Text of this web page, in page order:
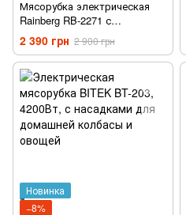
Мясорубка электрическая
Rainberg RB-2271 с
соковыжималкой реверсом
насадками для колбасы и
шинковкой Rainberg 3000 Вт
2 390 грн 2 900 грн
Новинка
−8%